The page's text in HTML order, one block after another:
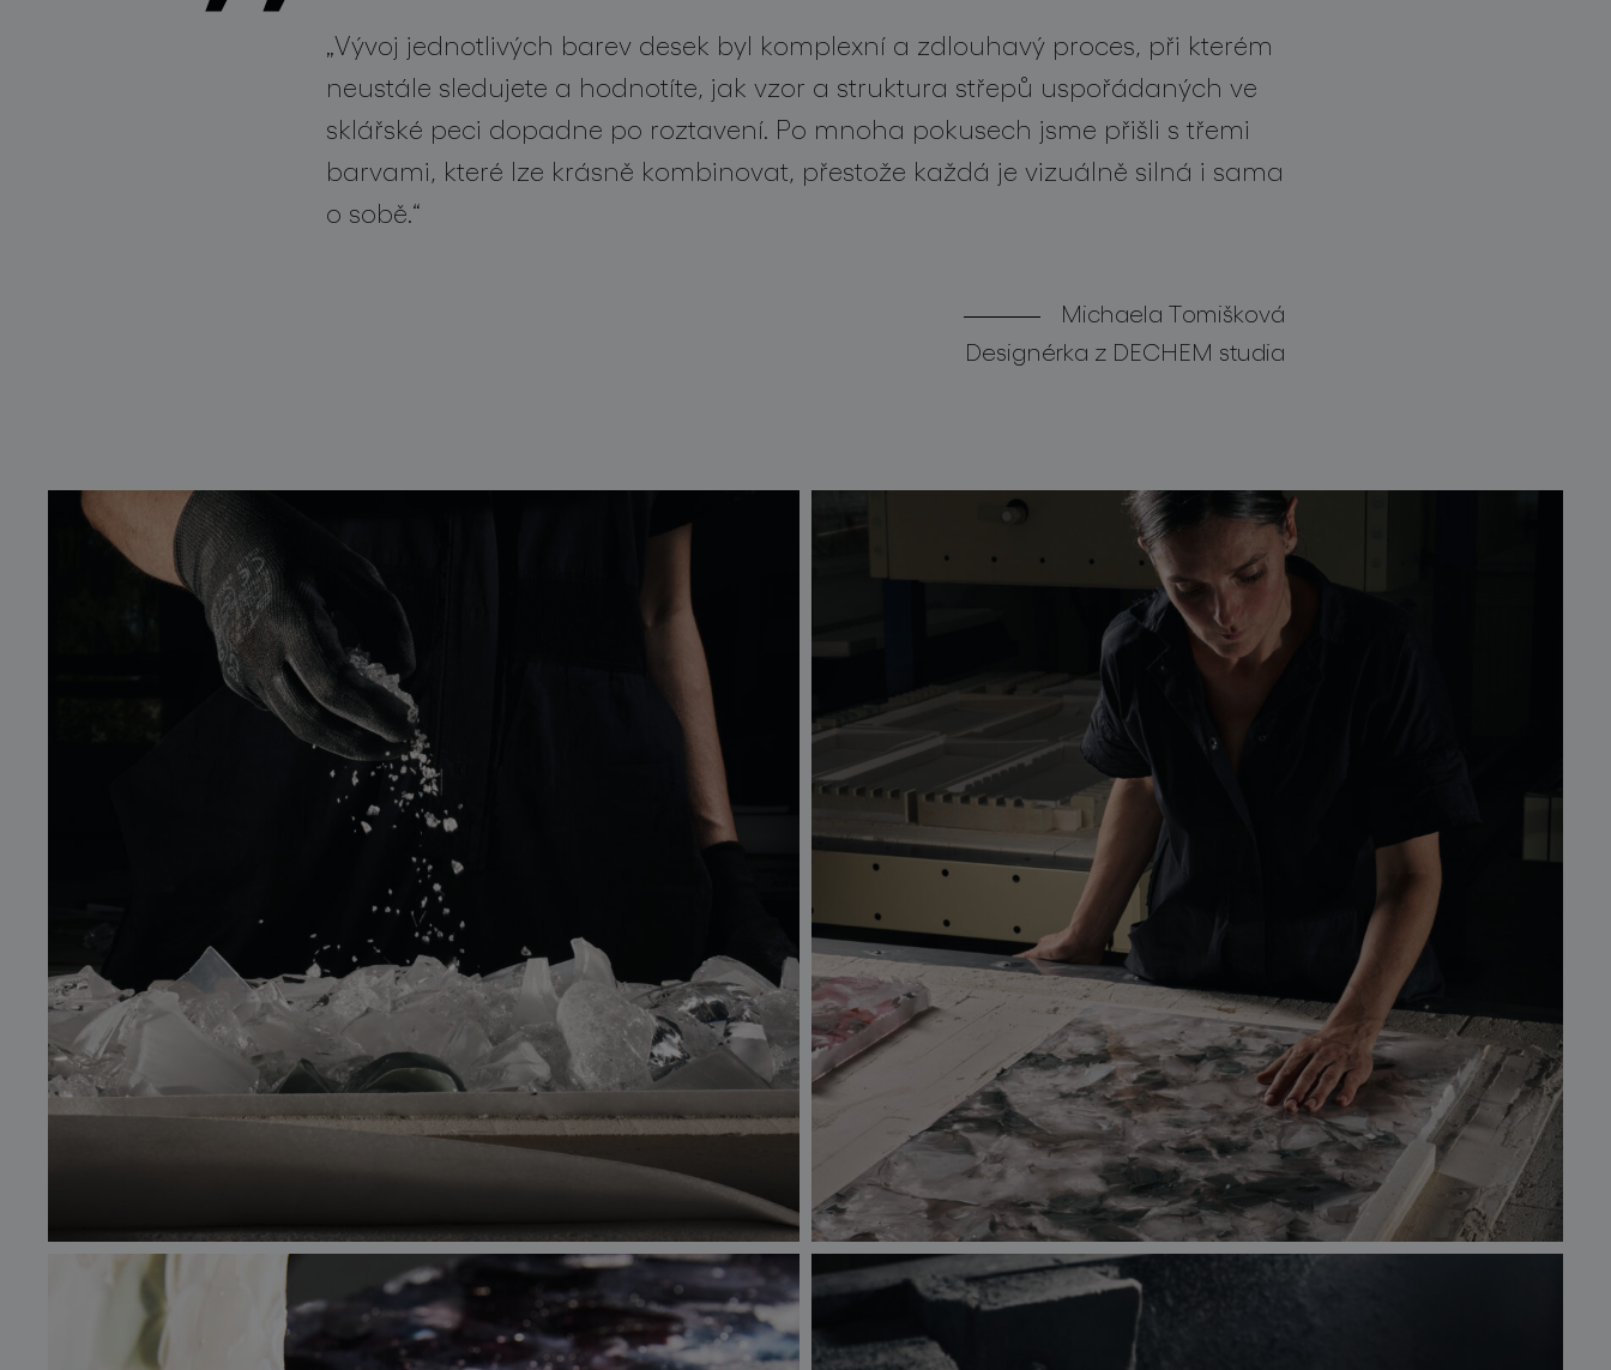
„Vývoj jednotlivých barev desek byl komplexní a zdlouhavý proces, při kterém
neustále sledujete a hodnotíte, jak vzor a struktura střepů uspořádaných ve
sklářské peci dopadne po roztavení. Po mnoha pokusech jsme přišli s třemi
barvami, které lze krásně kombinovat, přestože každá je vizuálně silná i sama
o sobě.“
Michaela Tomišková
Designérka z DECHEM studia